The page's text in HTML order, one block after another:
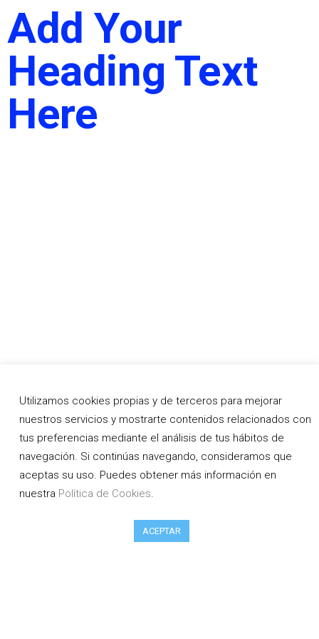
Add Your
Heading Text
Here
Utilizamos cookies propias y de terceros para mejorar
nuestros servicios y mostrarte contenidos relacionados con
tus preferencias mediante el análisis de tus hábitos de
navegación. Si continúas navegando, consideramos que
aceptas su uso. Puedes obtener más información en
nuestra Política de Cookies.
ACEPTAR